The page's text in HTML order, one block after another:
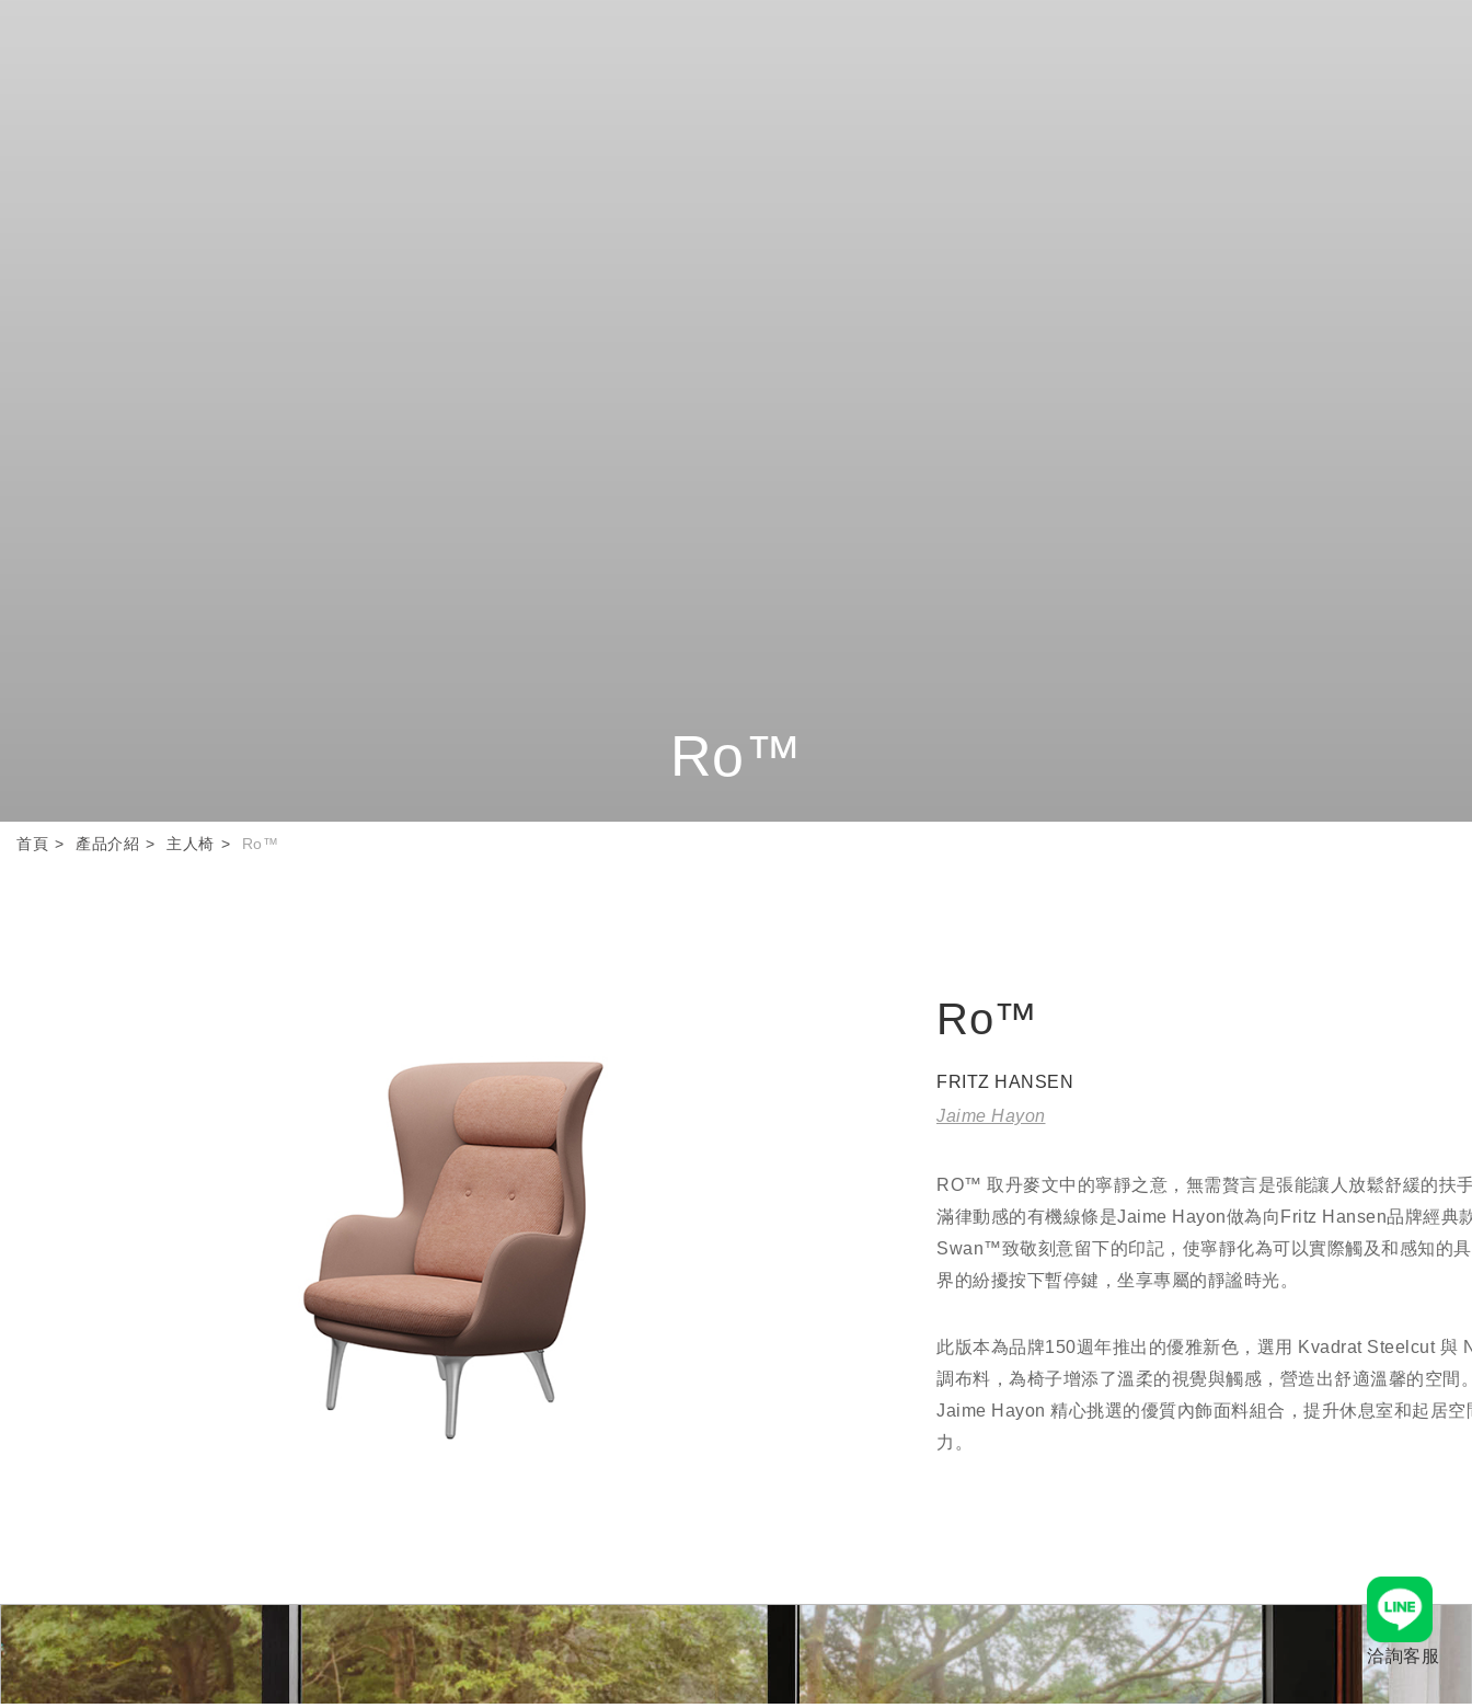
Ro™
首頁 產品介紹 主人椅 Ro™
Ro™
FRITZ HANSEN
Jaime Hayon
RO™ 取丹麥文中的寧靜之意，無需贅言是張能讓人放鬆舒緩的扶
滿律動感的有機線條是Jaime Hayon做為向Fritz Hansen品牌經典
Swan™致敬刻意留下的印記，使寧靜化為可以實際觸及和感知的
界的紛擾按下暫停鍵，坐享專屬的靜謐時光。
此版本為品牌150週年推出的優雅新色，選用 Kvadrat Steelcut 與
調布料，為椅子增添了溫柔的視覺與觸感，營造出舒適溫馨的空間
Jaime Hayon 精心挑選的優質內飾面料組合，提升休息室和起居空
力。
洽詢客服